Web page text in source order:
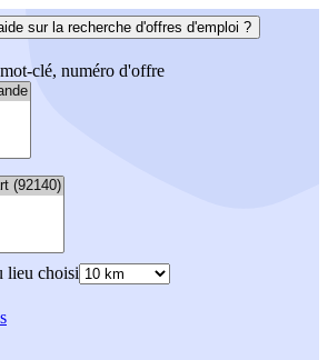
sur la recherche d'offres d'emploi ?
clé, numéro d'offre
lieu choisi